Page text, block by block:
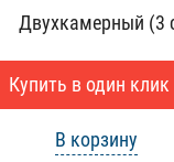
Двухкамерный (3
Купить в один клик
В корзину